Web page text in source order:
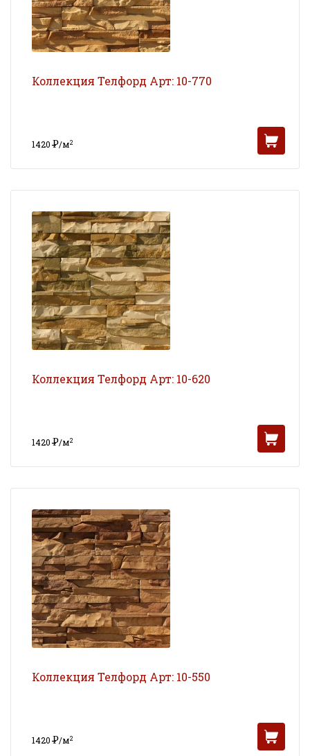
Коллекция Телфорд Арт: 10-770
1420Р/м2
Коллекция Телфорд Арт: 10-620
1420Р/м2
Коллекция Телфорд Арт: 10-550
1420Р/м2